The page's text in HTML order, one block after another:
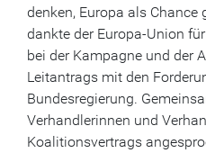
denken, Europa als Chance
dankte der Europa-Union
bei der Kampagne und der
Leitantrags mit den
Bundesregierung.
Verhandlerinnen und
Koalitionsvertrags